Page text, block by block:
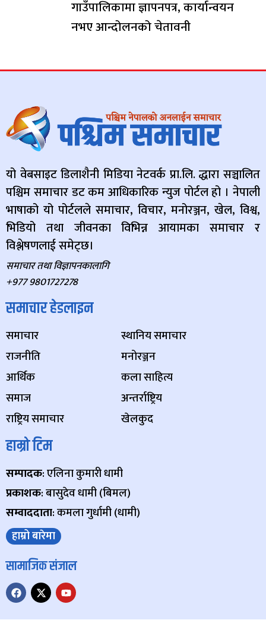
गाउँपालिकामा ज्ञापनपत्र, कार्यान्वयन
नभए आन्दोलनको चेतावनी
यो वेबसाइट डिलाशैनी मिडिया नेटवर्क प्रा.लि. द्धारा सञ्चालित
पश्चिम समाचार डट कम आधिकारिक न्युज पोर्टल हो । नेपाली
भाषाको यो पोर्टलले समाचार, विचार, मनोरञ्जन, खेल, विश्व,
भिडियो तथा जीवनका विभिन्न आयामका समाचार र
विश्लेषणलाई समेट्छ।
समाचार तथा विज्ञापनकालागि
+977 9801727278
समाचार हेडलाइन
समाचार
राजनीति
आर्थिक
समाज
राष्ट्रिय समाचार
स्थानिय समाचार
मनोरञ्जन
कला साहित्य
अन्तर्राष्ट्रिय
खेलकुद
हाम्रो टिम
सम्पादक: एलिना कुमारी धामी
प्रकाशक: बासुदेव धामी (बिमल)
सम्वाददाता: कमला गुर्धामी (धामी)
हाम्रो बारेमा
सामाजिक संजाल